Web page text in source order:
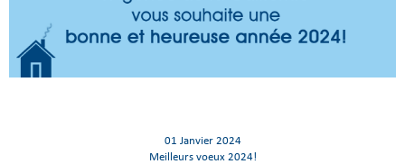
01 Janvier 2024
Meilleurs voeux 2024!